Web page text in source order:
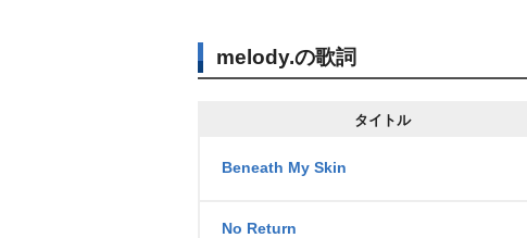
melody.の歌詞
タイトル
Beneath My Skin
No Return